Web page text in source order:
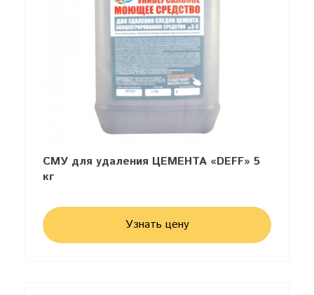
СМУ для удаления ЦЕМЕНТА «DEFF» 5
кг
Узнать цену